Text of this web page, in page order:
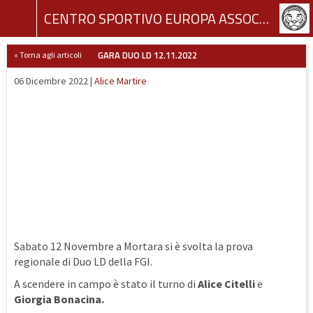
CENTRO SPORTIVO EUROPA ASSOCIAZIONE SPORTIVA DILETTANTISTICA
« Torna agli articoli GARA DUO LD 12.11.2022
06 Dicembre 2022 | Alice Martire
Sabato 12 Novembre a Mortara si è svolta la prova
regionale di Duo LD della FGI.
A scendere in campo è stato il turno di Alice Citellie
Giorgia Bonacina.